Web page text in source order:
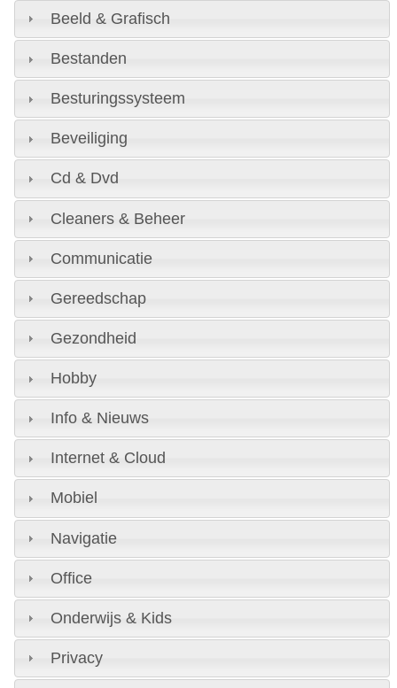
Beeld & Grafisch
Bestanden
Besturingssysteem
Beveiliging
Cd & Dvd
Cleaners & Beheer
Communicatie
Gereedschap
Gezondheid
Hobby
Info & Nieuws
Internet & Cloud
Mobiel
Navigatie
Office
Onderwijs & Kids
Privacy